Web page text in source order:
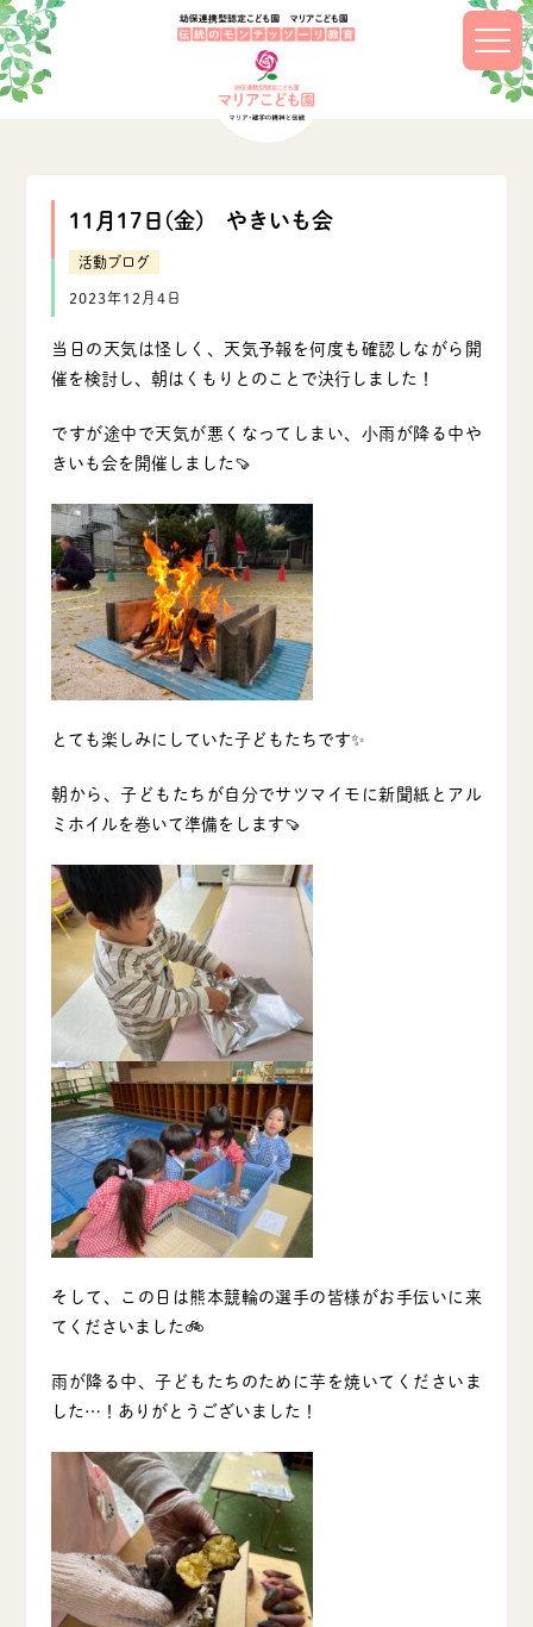
11月17日(金) やきいも会
活動ブログ
2023年12月4日
当日の天気は怪しく、天気予報を何度も確認しながら開
催を検討し、朝はくもりとのことで決行しました！
ですが途中で天気が悪くなってしまい、小雨が降る中や
きいも会を開催しました🍠
とても楽しみにしていた子どもたちです✨
朝から、子どもたちが自分でサツマイモに新聞紙とアル
ミホイルを巻いて準備をします🍠
そして、この日は熊本競輪の選手の皆様がお手伝いに来
てくださいました🚲
雨が降る中、子どもたちのために芋を焼いてくださいま
した…！ありがとうございました！